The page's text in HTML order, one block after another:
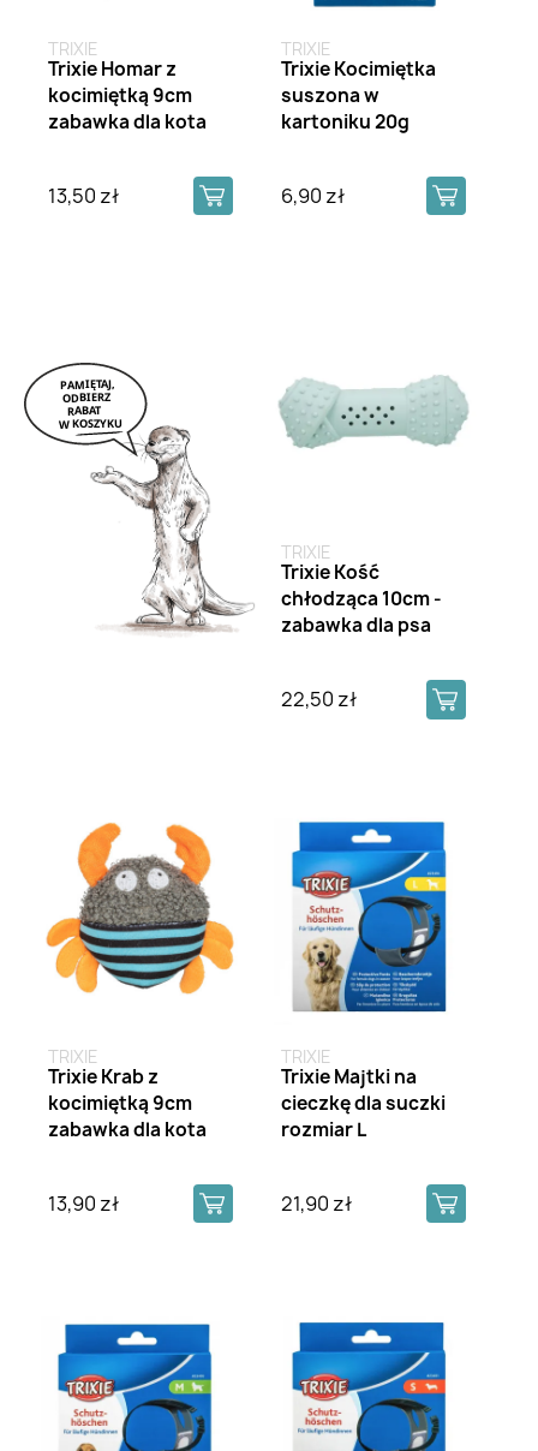
TRIXIE
Trixie Homar z
kocimiętką 9cm
zabawka dla kota
13,50 zł
TRIXIE
Trixie Kocimiętka
suszona w
kartoniku 20g
6,90 zł
TRIXIE
Trixie Kość
chłodząca 10cm -
zabawka dla psa
22,50 zł
TRIXIE
Trixie Krab z
kocimiętką 9cm
zabawka dla kota
13,90 zł
TRIXIE
Trixie Majtki na
cieczkę dla suczki
rozmiar L
21,90 zł